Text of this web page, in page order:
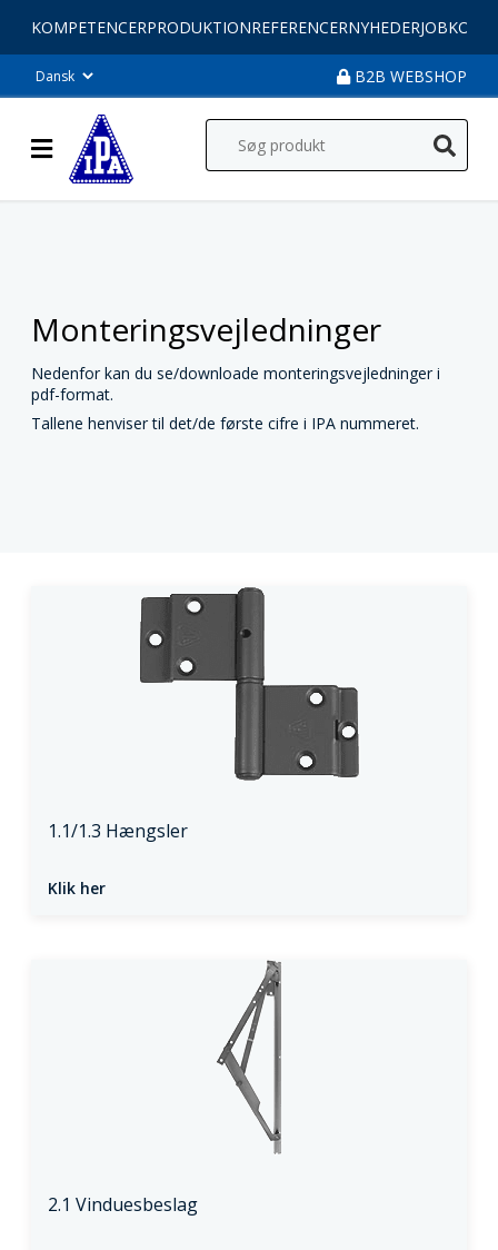
KOMPETENCERPRODUKTIONREFERENCERNYHEDERJOB
B2B WEBSHOP
Monteringsvejledninger
Nedenfor kan du se/downloade monteringsvejledninger i
pdf-format.
Tallene henviser til det/de første cifre i IPA nummeret.
1.1/1.3 Hængsler
Klik her
2.1 Vinduesbeslag